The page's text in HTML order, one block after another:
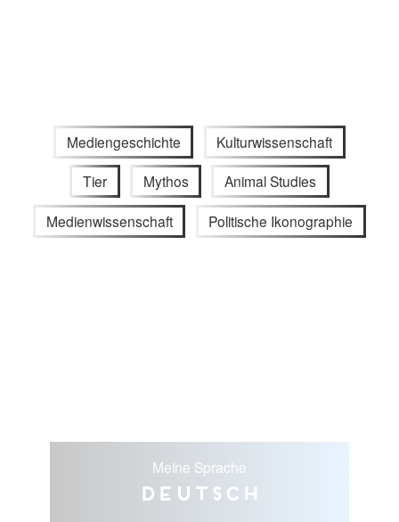
Mediengeschichte Kulturwissenschaft
Tier Mythos Animal Studies
Medienwissenschaft Politische Ikonographie
Meine Sprache
Deutsch